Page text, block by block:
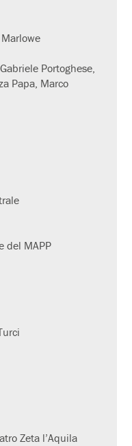
Portoghese,
Papa, Marco
del MAPP
Zeta l’Aquila